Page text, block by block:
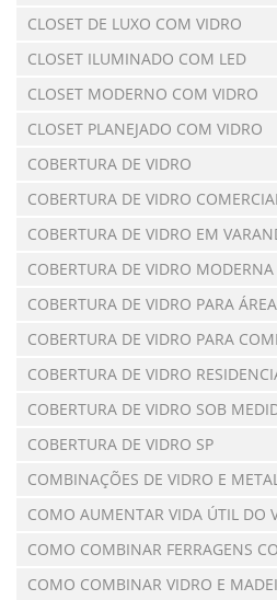
CLOSET DE LUXO COM VIDRO
CLOSET ILUMINADO COM LED
CLOSET MODERNO COM VIDRO
CLOSET PLANEJADO COM VIDRO
COBERTURA DE VIDRO
COBERTURA DE VIDRO
COBERTURA DE VIDRO EM
COBERTURA DE VIDRO MODERNA
COBERTURA DE VIDRO PARA
COBERTURA DE VIDRO PARA
COBERTURA DE VIDRO
COBERTURA DE VIDRO SOB
COBERTURA DE VIDRO SP
COMBINAÇÕES DE VIDRO E
COMO AUMENTAR VIDA ÚTIL DO
COMO COMBINAR FERRAGENS
COMO COMBINAR VIDRO E